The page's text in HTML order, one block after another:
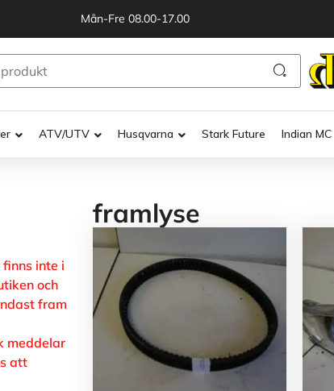
Mån-Fre 08.00-17.00
ATV/UTV Husqvarna Stark Future Indian MC
inte i
och
fram
meddelar
att
framlyse